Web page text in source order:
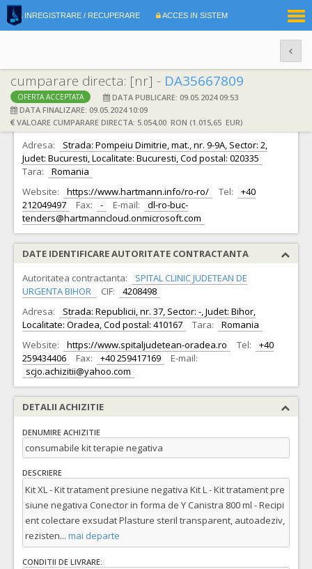
INREGISTRARE / RECUPERARE ACCES IN SISTEM
cumparare directa: [nr] - DA35667809
OFERTA ACCEPTATA
DATA PUBLICARE: 09.05.2024 09:53
DATA FINALIZARE: 09.05.2024 10:09
VALOARE CUMPARARE DIRECTA: 5.054,00 RON (1.015,65 EUR)
DATE IDENTIFICARE OFERTANT
Ofertant: S.C. PAUL HARTMANN S.R.L. CIF:
3102390
Adresa:
Strada: Pompeiu Dimitrie, mat., nr. 9-9A, Sector: 2,
Judet: Bucuresti, Localitate: Bucuresti, Cod postal: 020335
Tara:
Romania
Website:
https://www.hartmann.info/ro-ro/ Tel:
+40
212049497
Fax: - E-mail:
dl-ro-buc-
tenders@hartmanncloud.onmicrosoft.com
DATE IDENTIFICARE AUTORITATE CONTRACTANTA
Autoritatea contractanta:
SPITAL CLINIC JUDETEAN DE
URGENTA BIHOR
CIF:
4208498
Adresa:
Strada: Republicii, nr. 37, Sector: -, Judet: Bihor,
Localitate: Oradea, Cod postal: 410167
Tara:
Romania
Website:
https://www.spitaljudetean-oradea.ro Tel:
+40
259434406
Fax: +40 259417169
E-mail:
scjo.achizitii@yahoo.com
DETALII ACHIZITIE
DENUMIRE ACHIZITIE
consumabile kit terapie negativa
DESCRIERE
Kit XL - Kit tratament presiune negativa Kit L - Kit tratament pre
siune negativa Conector in forma de Y Canistra 800 ml - Recipi
ent colectare exsudat Plasture steril transparent, autoadeziv,
rezisten... mai departe
CONDITII DE LIVRARE: